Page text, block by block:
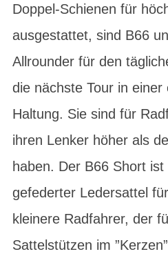
Doppel-Schienen für
ausgestattet, sind B66
Allrounder für den
die nächste Tour in
Haltung. Sie sind für
ihren Lenker höher als
haben. Der B66 Short ist
gefederter Ledersattel
kleinere Radfahrer, der
Sattelstützen im